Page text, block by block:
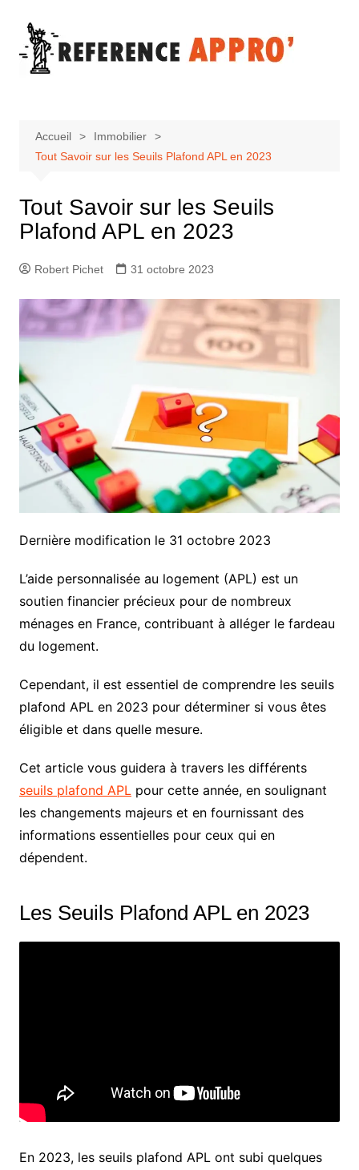
contenu
Accueil
Immobilier
Tout Savoir sur les Seuils Plafond APL en 2023
Tout Savoir sur les Seuils
Plafond APL en 2023
Robert Pichet 31 octobre 2023
Dernière modification le 31 octobre 2023
L’aide personnalisée au logement (APL) est un
soutien financier précieux pour de nombreux
ménages en France, contribuant à alléger le fardeau
du logement.
Cependant, il est essentiel de comprendre les seuils
plafond APL en 2023 pour déterminer si vous êtes
éligible et dans quelle mesure.
Cet article vous guidera à travers les différents
seuils plafond APL pour cette année, en soulignant
les changements majeurs et en fournissant des
informations essentielles pour ceux qui en
dépendent.
Les Seuils Plafond APL en 2023
En 2023, les seuils plafond APL ont subi quelques